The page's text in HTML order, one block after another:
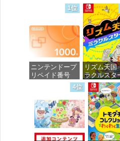
1位
ニンテンドープ
リペイド番号
1000円|オンラ
価格：¥1,000
リズム天国
ラクルスタ
-Switch
価格：
4位